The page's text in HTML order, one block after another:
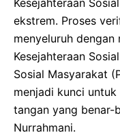
ekstrem. Proses
menyeluruh dengan
Kesejahteraan
Sosial Masyarakat
menjadi kunci
tangan yang benar-
Nurrahmani.